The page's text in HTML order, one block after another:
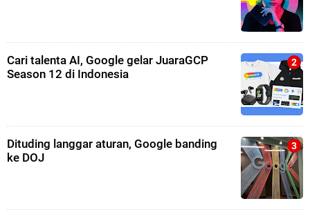
Cari talenta AI, Google gelar JuaraGCP
Season 12 di Indonesia
Dituding langgar aturan, Google banding
ke DOJ